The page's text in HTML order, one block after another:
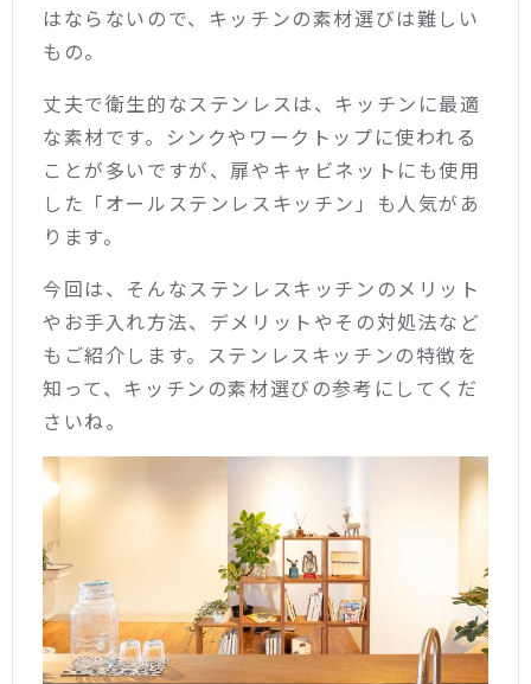
はならないので、キッチンの素材選びは難しい
もの。
丈夫で衛生的なステンレスは、キッチンに最適
な素材です。シンクやワークトップに使われる
ことが多いですが、扉やキャビネットにも使用
した「オールステンレスキッチン」も人気があ
ります。
今回は、そんなステンレスキッチンのメリット
やお手入れ方法、デメリットやその対処法など
もご紹介します。ステンレスキッチンの特徴を
知って、キッチンの素材選びの参考にしてくだ
さいね。